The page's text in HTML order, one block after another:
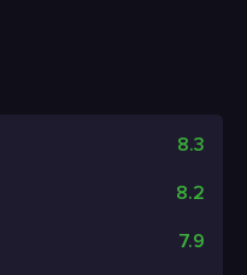
8.3
8.2
7.9